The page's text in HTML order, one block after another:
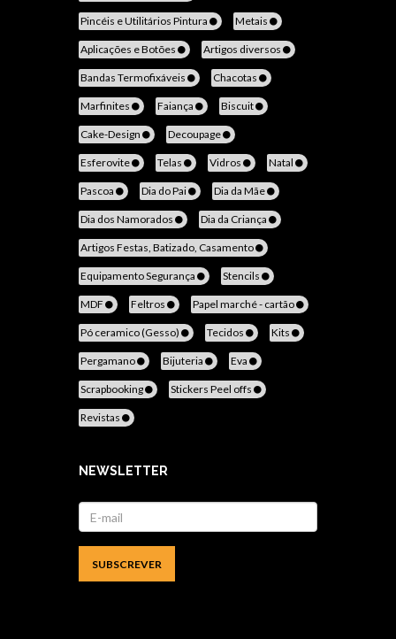
Pincéis e Utilitários Pintura Metais
Aplicações e Botões Artigos diversos
Bandas Termofixáveis Chacotas
Marfinites Faiança Biscuit
Cake-Design Decoupage
Esferovite Telas Vidros Natal
Pascoa Dia do Pai Dia da Mãe
Dia dos Namorados Dia da Criança
Artigos Festas, Batizado, Casamento
Equipamento Segurança Stencils
MDF Feltros Papel marché - cartão
Pó ceramico (Gesso) Tecidos Kits
Pergamano Bijuteria Eva
Scrapbooking Stickers Peel offs
Revistas
NEWSLETTER